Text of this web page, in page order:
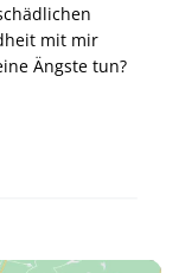
mit mir
Ängste tun?